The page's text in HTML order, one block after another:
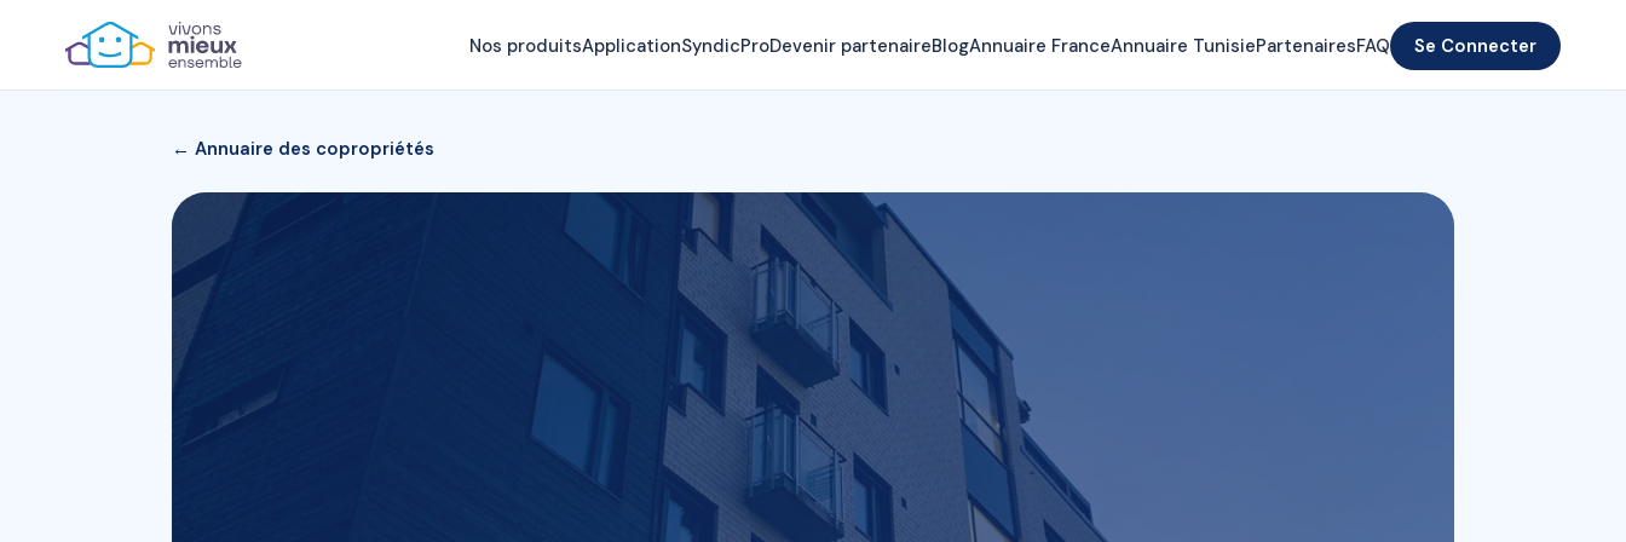
Nos produitsApplicationSyndicProDevenir partenaireBlogAnnuaire FranceAnnuaire TunisiePartenairesFAQ Se Connecter
← Annuaire des copropriétés